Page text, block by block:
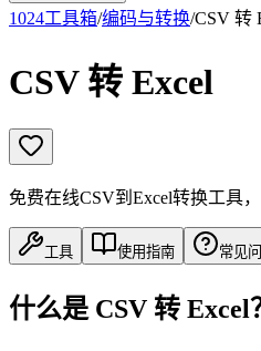
1024工具箱/编码与转换/CSV 转
CSV 转 Excel
免费在线CSV到Excel转换工具
工具 使用指南 常见
什么是 CSV 转 Excel